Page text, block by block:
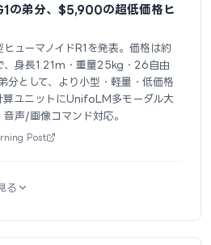
弟分、$5,900の超低価格ヒ
ーマノイドR1を発表。価格は約
身長1.21m・重量25kg・26自由
分として、より小型・軽量・低価格
算ユニットにUnifoLM多モーダル大
声/画像コマンド対応。
Post
る